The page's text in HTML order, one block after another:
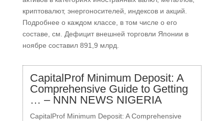
криптовалют, энергоносителей, индексов и акций.
Подробнее о каждом классе, в том числе о его
составе, см. Дефицит внешней торговли Японии в
ноябре составил 891,9 млрд.
CapitalProf Minimum Deposit: A
Comprehensive Guide to Getting
… – NNN NEWS NIGERIA
CapitalProf Minimum Deposit: A Comprehensive